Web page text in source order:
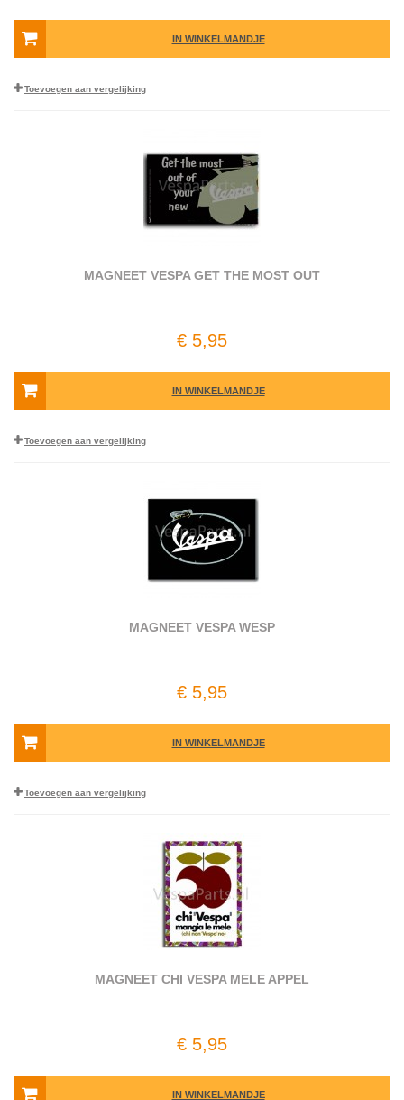
IN WINKELMANDJE
Toevoegen aan vergelijking
MAGNEET VESPA GET THE MOST OUT
€ 5,95
IN WINKELMANDJE
Toevoegen aan vergelijking
MAGNEET VESPA WESP
€ 5,95
IN WINKELMANDJE
Toevoegen aan vergelijking
MAGNEET CHI VESPA MELE APPEL
€ 5,95
IN WINKELMANDJE